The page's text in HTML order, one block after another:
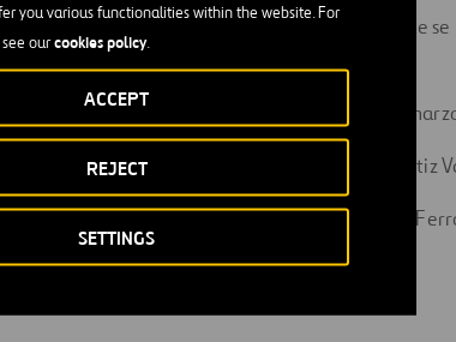
you various functionalities within the website. For
ourcookies policy.
SETTINGS
REJECT
ACCEPT
y de las propuestas de acuerdos que se
Madrid, 10 de
Santiago Ortiz
Secretario del Consejo de Administración de
Relevante